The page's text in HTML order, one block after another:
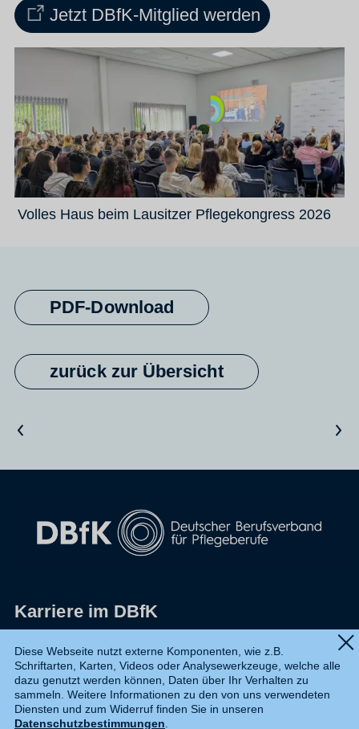
Jetzt DBfK-Mitglied werden
Volles Haus beim Lausitzer Pflegekongress 2026
zurück zur Übersicht
PDF-Download
Vorheriger Artikel Nächster Artikel
Karriere im DBfK
Datenschutz
Shop
Diese Webseite nutzt externe Komponenten, wie z.B.
Schriftarten, Karten, Videos oder Analysewerkzeuge, welche alle
dazu genutzt werden können, Daten über Ihr Verhalten zu
sammeln. Weitere Informationen zu den von uns verwendeten
Diensten und zum Widerruf finden Sie in unseren
Datenschutzbestimmungen.